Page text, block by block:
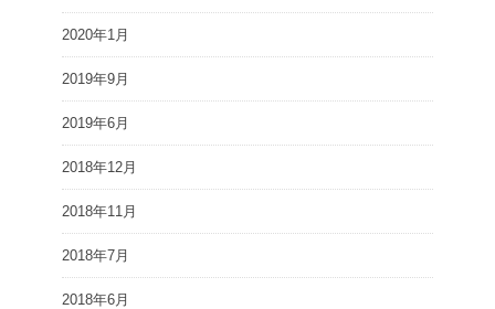
2020年1月
2019年9月
2019年6月
2018年12月
2018年11月
2018年7月
2018年6月